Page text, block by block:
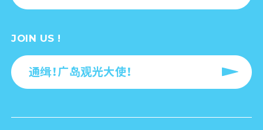
JOIN US !
通缉！广岛观光大使！